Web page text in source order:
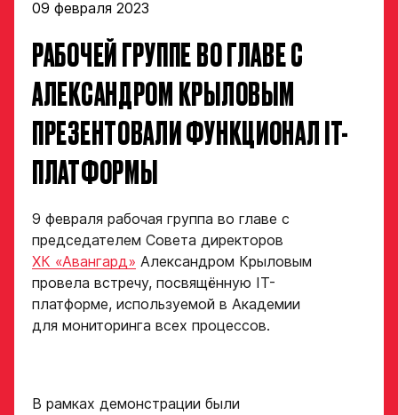
09 февраля 2023
РАБОЧЕЙ ГРУППЕ ВО ГЛАВЕ С
АЛЕКСАНДРОМ КРЫЛОВЫМ
ПРЕЗЕНТОВАЛИ ФУНКЦИОНАЛ IT-
ПЛАТФОРМЫ
9 февраля рабочая группа во главе с
председателем Совета директоров
ХК «Авангард» Александром Крыловым
провела встречу, посвящённую IT-
платформе, используемой в Академии
для мониторинга всех процессов.
В рамках демонстрации были
Заявка
на просмотр
в Хоккейную
Форма только
для игроков 2008–
2014 гг. р.
2007 г. р. — набор
закрыт